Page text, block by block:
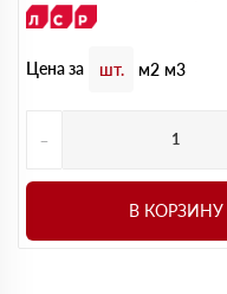
Цена за шт. м2 м3
-
В КОРЗИНУ